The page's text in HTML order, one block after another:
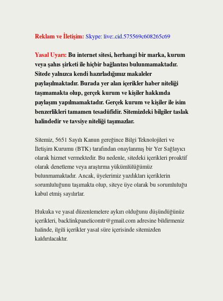
Reklam ve İletişim: Skype: live:.cid.575569c608265c69
Yasal Uyarı: Bu internet sitesi, herhangi bir marka, kurum
veya şahıs şirketi ile hiçbir bağlantısı bulunmamaktadır.
Sitede yalnızca kendi hazırladığımız makaleler
paylaşılmaktadır. Burada yer alan içerikler haber niteliği
taşımamakta olup, gerçek kurum ve kişiler hakkında
paylaşım yapılmamaktadır. Gerçek kurum ve kişiler ile isim
benzerlikleri tamamen tesadüfidir. Sitemizdeki bilgiler taslak
halindedir ve tavsiye niteliği taşımazlar.
Sitemiz, 5651 Sayılı Kanun gereğince Bilgi Teknolojileri ve
İletişim Kurumu (BTK) tarafından onaylanmış bir Yer Sağlayıcı
olarak hizmet vermektedir. Bu nedenle, sitedeki içerikleri proaktif
olarak denetleme veya araştırma yükümlülüğümüz
bulunmamaktadır. Ancak, üyelerimiz yazdıkları içeriklerin
sorumluluğunu taşımakta olup, siteye üye olarak bu sorumluluğu
kabul etmiş sayılırlar.
Hukuka ve yasal düzenlemelere aykırı olduğunu düşündüğünüz
içerikleri, backlinkpanelicomtr@gmail.comadresine bildirmeniz
halinde, ilgili içerikler yasal süre içerisinde sitemizden
kaldırılacaktır.